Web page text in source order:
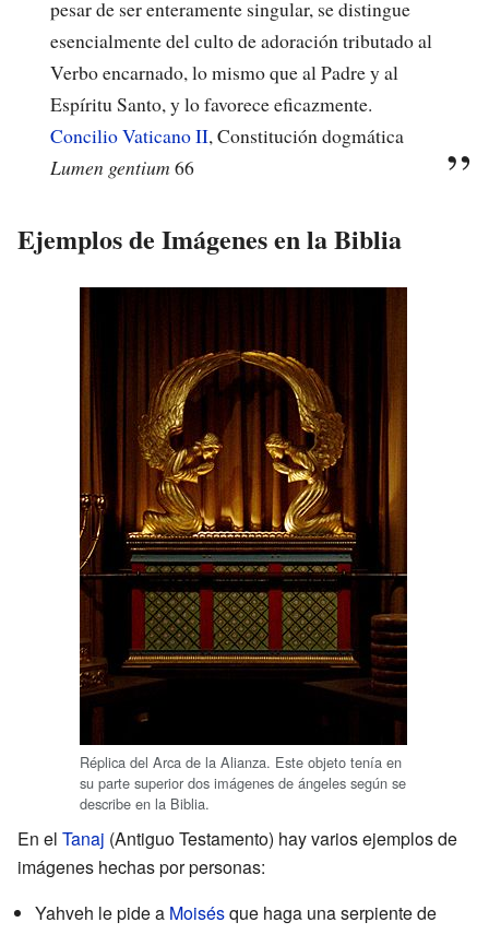
pesar de ser enteramente singular, se distingue
esencialmente del culto de adoración tributado al
Verbo encarnado, lo mismo que al Padre y al
Espíritu Santo, y lo favorece eficazmente.
Concilio Vaticano II, Constitución dogmática
Lumen gentium 66
Ejemplos de Imágenes en la Biblia
Réplica del Arca de la Alianza. Este objeto tenía en
su parte superior dos imágenes de ángeles según se
describe en la Biblia.
En el Tanaj (Antiguo Testamento) hay varios ejemplos de
imágenes hechas por personas:
Yahveh le pide a Moisésque haga una serpiente de